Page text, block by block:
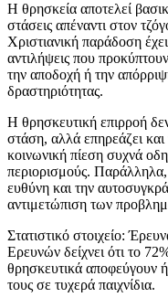
Η θρησκεία αποτελεί
στάσεις απέναντι στον
Χριστιανική παράδοση
αντιλήψεις που
την αποδοχή ή την
δραστηριότητας.
Η θρησκευτική επιρροή
στάση, αλλά επηρεάζει
κοινωνική πίεση συχνά
περιορισμούς. Παράλληλα,
ευθύνη και την
αντιμετώπιση των
Στατιστικό στοιχείο:
Ερευνών δείχνει ότι το
θρησκευτικά αποφεύγουν
τους σε τυχερά παιχνίδια.